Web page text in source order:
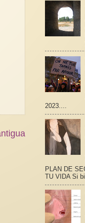
2023....
PLAN DE
TU VIDA Si